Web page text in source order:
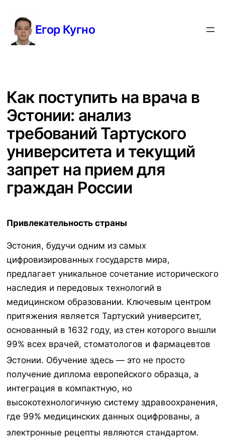
содержимому
Егор Кугно
Как поступить на врача в
Эстонии: анализ
требований Тартуского
университета и текущий
запрет на прием для
граждан России
Привлекательность страны
Эстония, будучи одним из самых
цифровизированных государств мира,
предлагает уникальное сочетание исторического
наследия и передовых технологий в
медицинском образовании. Ключевым центром
притяжения является Тартуский университет,
основанный в 1632 году, из стен которого вышли
99% всех врачей, стоматологов и фармацевтов
Эстонии. Обучение здесь — это не просто
получение диплома европейского образца, а
интеграция в компактную, но
высокотехнологичную систему здравоохранения,
где 99% медицинских данных оцифрованы, а
электронные рецепты являются стандартом.